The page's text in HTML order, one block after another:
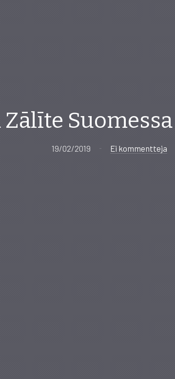
Suomessa
19/02/2019 Ei kommentteja